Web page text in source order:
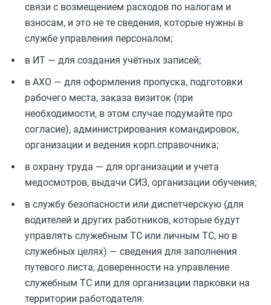
связи с возмещением расходов по налогам и
взносам, и это не те сведения, которые нужны в
службе управления персоналом;
в ИТ — для создания учётных записей;
в АХО — для оформления пропуска, подготовки
рабочего места, заказа визиток (при
необходимости, в этом случае подумайте про
согласие), администрирования командировок,
организации и ведения корп.справочника;
в охрану труда — для организации и учета
медосмотров, выдачи СИЗ, организации обучения;
в службу безопасности или диспетчерскую (для
водителей и других работников, которые будут
управлять служебным ТС или личным ТС, но в
служебных целях) — сведения для заполнения
путевого листа, доверенности на управление
служебным ТС или для организации парковки на
территории работодателя.